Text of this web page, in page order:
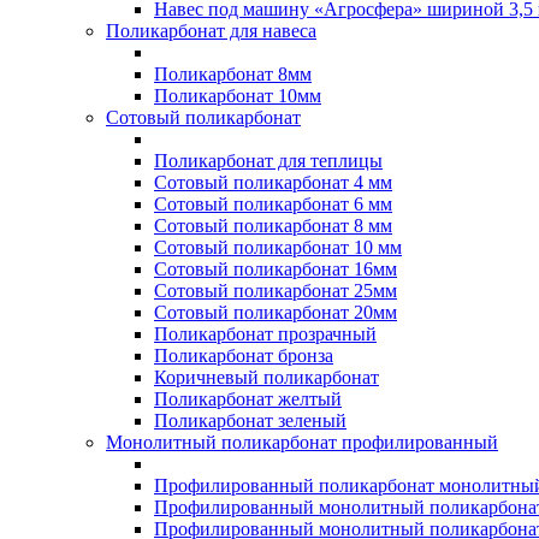
Навес под машину «Агросфера» шириной 3,5
Поликарбонат для навеса
Поликарбонат 8мм
Поликарбонат 10мм
Сотовый поликарбонат
Поликарбонат для теплицы
Сотовый поликарбонат 4 мм
Сотовый поликарбонат 6 мм
Сотовый поликарбонат 8 мм
Сотовый поликарбонат 10 мм
Сотовый поликарбонат 16мм
Сотовый поликарбонат 25мм
Сотовый поликарбонат 20мм
Поликарбонат прозрачный
Поликарбонат бронза
Коричневый поликарбонат
Поликарбонат желтый
Поликарбонат зеленый
Монолитный поликарбонат профилированный
Профилированный поликарбонат
Профилированный монолитный
Профилированный монолитный